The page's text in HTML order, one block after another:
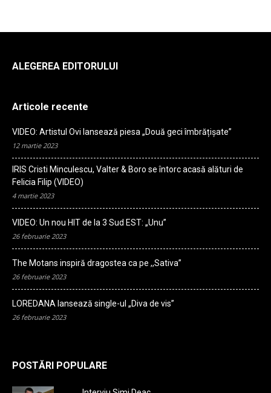
ALEGEREA EDITORULUI
Articole recente
VIDEO: Artistul Ovi lansează piesa „Două geci îmbrățișate”
12 martie 2023
IRIS Cristi Minculescu, Valter & Boro se întorc acasă alături de
Felicia Filip (VIDEO)
4 martie 2023
VIDEO: Un nou HIT de la 3 Sud EST: „Unu”
26 februarie 2023
The Motans inspiră dragostea ca pe ,,Sativa”
26 februarie 2023
LOREDANA lansează single-ul „Diva de vis”
26 februarie 2023
POSTĂRI POPULARE